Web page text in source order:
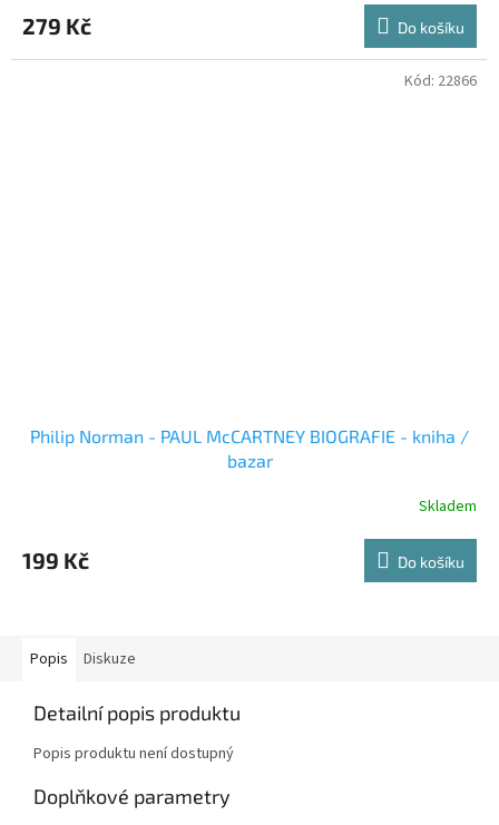
279 Kč Do košíku
Philip Norman - PAUL McCARTNEY BIOGRAFIE - kniha /
bazar
Skladem
199 Kč Do košíku
Kód: 22866
Popis Diskuze
Detailní popis produktu
Popis produktu není dostupný
Doplňkové parametry